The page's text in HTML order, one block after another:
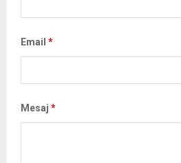
Email *
Mesaj *